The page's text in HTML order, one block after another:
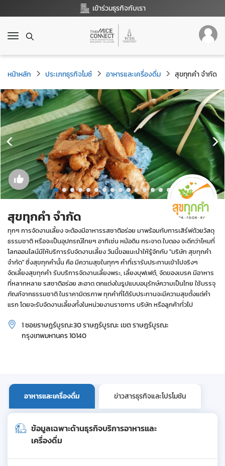
เข้าร่วมธุรกิจกับเรา
T
g
g
l
e
n
a
v
i
g
a
t
i
o
หน้าหลัก ประเภทธุรกิจไมซ์ อาหารและเครื่องดื่ม สุขทุกคำ จำกัด
สุขทุกคำ จำกัด
ทุกๆ การจัดงานเลี้ยง จะต้องมีอาหารรสชาติอร่อย มาพร้อมกับการเสิร์ฟด้วยวัสดุ
ธรรมชาติ หรือจะเป็นอุปกรณ์ไทยๆ อาทิเช่น หม้อดิน กระจาด ใบตอง จะดีกว่าไหมที่
โลกออนไลน์มีให้บริการรับจัดงานเลี้ยง วันนี้ขอแนะนำให้รู้จักกับ "บริษัท สุขทุกคำ
จำกัด" ซึ่งสุขทุกคำนั้น คือ มีความสุขในทุกๆ คำที่เรารับประทานเข้าไปจริงๆ
จัดเลี้ยงสุขทุกคำ รับบริการจัดงานเลี้ยงพระ, เลี้ยงบุฟเฟต์, จัดของเบรค มีอาหาร
ที่หลากหลาย รสชาติอร่อย สะอาด ตกแต่งในรูปแบบอนุรักษ์ความเป็นไทย ใช้บรรจุ
ภัณฑ์จากธรรมชาติ ในราคามิตรภาพ ทุกคำที่ได้รับประทานจะมีความสุขตั้งแต่คำ
แรก โดยจะรับจัดงานเลี้ยงทั้งในหน่วยงานราชการ บริษัท หรือลูกค้าทั่วไป
1 ซอยราษฎร์บูรณะ30 ราษฎร์บูรณะ เขต ราษฎร์บูรณะ
กรุงเทพมหานคร 10140
อาหารและเครื่องดื่ม ข่าวสารธุรกิจและโปรโมชัน
ข้อมูลเฉพาะด้านธุรกิจบริการอาหารและ
เครื่องดื่ม